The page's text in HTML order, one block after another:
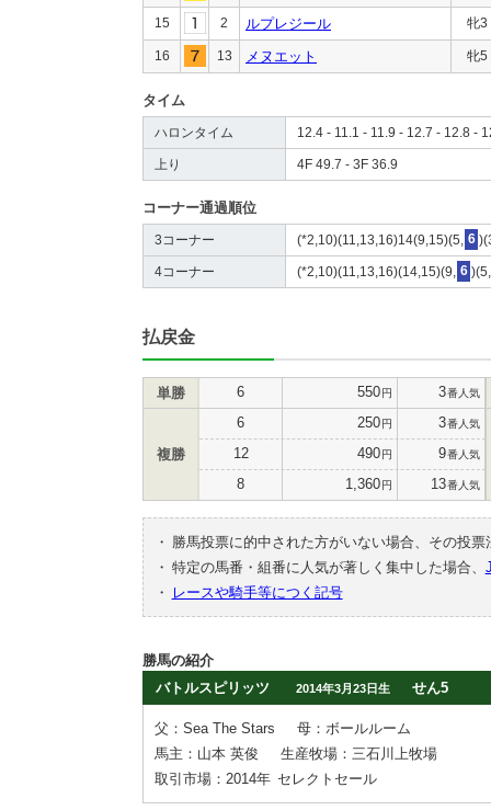
15 2 ルプレジール 牝3
16 13 メヌエット 牝5
タイム
ハロンタイム 12.4 - 11.1 - 11.9 - 12.7 - 12.8 -
上り 4F 49.7 - 3F 36.9
コーナー通過順位
3コーナー (*2,10)(11,13,16)14(9,15)(5, 6
4コーナー (*2,10)(11,13,16)(14,15)(9, 6
払戻金
単勝 6 550円 3番人気
複勝
6 250円 3番人気
12 490円 9番人気
8 1,360円 13番人気
・
勝馬投票に的中された方がいない場合、その投
・ 特定の馬番・組番に人気が著しく集中した場合、
・
レースや騎手等につく記号
勝馬の紹介
バトルスピリッツ
2014年3月23日生 せん5
父：Sea The Stars
母：ボールルーム
馬主：山本 英俊
生産牧場：三石川上牧場
取引市場：2014年 セレクトセール